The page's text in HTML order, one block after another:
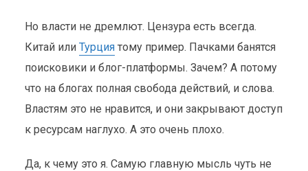
Но власти не дремлют. Цензура есть всегда.
Китай или Турциятому пример. Пачками банятся
поисковики и блог-платформы. Зачем? А потому
что на блогах полная свобода действий, и слова.
Властям это не нравится, и они закрывают доступ
к ресурсам наглухо. А это очень плохо.
Да, к чему это я. Самую главную мысль чуть не